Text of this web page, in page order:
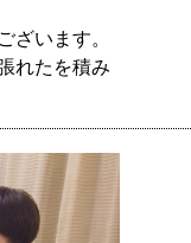
ざいます。
れたを積み